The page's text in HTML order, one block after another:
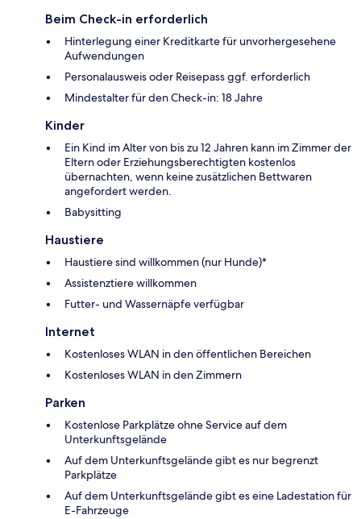
Beim Check-in erforderlich
Hinterlegung einer Kreditkarte für unvorhergesehene
Aufwendungen
Personalausweis oder Reisepass ggf. erforderlich
Mindestalter für den Check-in: 18 Jahre
Kinder
Ein Kind im Alter von bis zu 12 Jahren kann im Zimmer der
Eltern oder Erziehungsberechtigten kostenlos
übernachten, wenn keine zusätzlichen Bettwaren
angefordert werden.
Babysitting
Haustiere
Haustiere sind willkommen (nur Hunde)*
Assistenztiere willkommen
Futter- und Wassernäpfe verfügbar
Internet
Kostenloses WLAN in den öffentlichen Bereichen
Kostenloses WLAN in den Zimmern
Parken
Kostenlose Parkplätze ohne Service auf dem
Unterkunftsgelände
Auf dem Unterkunftsgelände gibt es nur begrenzt
Parkplätze
Auf dem Unterkunftsgelände gibt es eine Ladestation für
E-Fahrzeuge